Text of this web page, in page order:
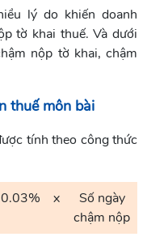
lý do khiến doanh
tờ khai thuế. Và dưới
nộp tờ khai, chậm
thuế môn bài
tính theo công thức
0.03% x
Số ngày
chậm nộp